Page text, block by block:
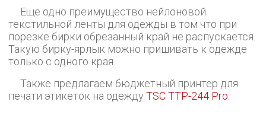
Еще одно преимущество нейлоновой
текстильной ленты для одежды в том что при
порезке бирки обрезанный край не распускается.
Такую бирку-ярлык можно пришивать к одежде
только с одного края.
Также предлагаем бюджетный принтер для
печати этикеток на одежду TSC TTP-244 Pro